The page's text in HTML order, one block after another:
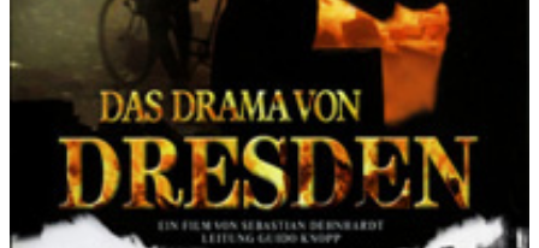
Fotos
Kalender
Publikationen
Notizen